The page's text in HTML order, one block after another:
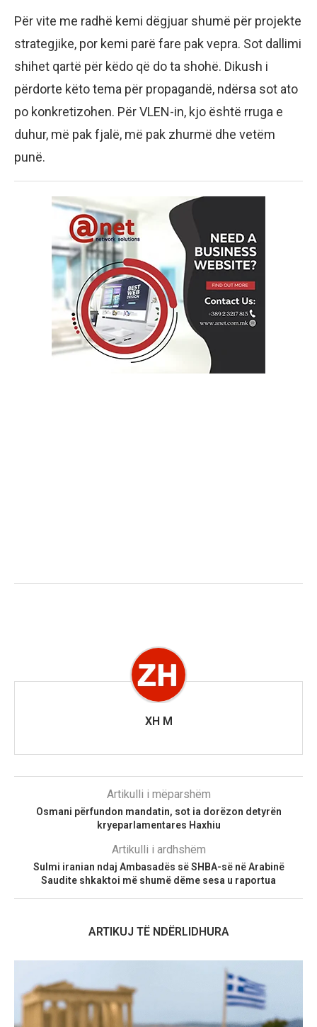
Për vite me radhë kemi dëgjuar shumë për projekte
strategjike, por kemi parë fare pak vepra. Sot dallimi
shihet qartë për këdo që do ta shohë. Dikush i
përdorte këto tema për propagandë, ndërsa sot ato
po konkretizohen. Për VLEN-in, kjo është rruga e
duhur, më pak fjalë, më pak zhurmë dhe vetëm
punë.
XH M
Artikulli i mëparshëm
Osmani përfundon mandatin, sot ia dorëzon detyrën
kryeparlamentares Haxhiu
Artikulli i ardhshëm
Sulmi iranian ndaj Ambasadës së SHBA-së në Arabinë
Saudite shkaktoi më shumë dëme sesa u raportua
ARTIKUJ TË NDËRLIDHURA